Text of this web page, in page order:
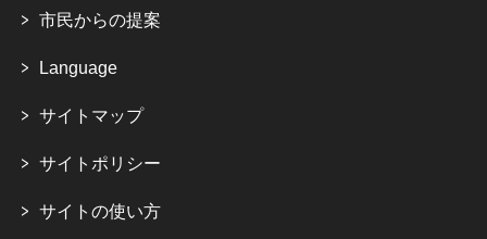
市民からの提案
Language
サイトマップ
サイトポリシー
サイトの使い方